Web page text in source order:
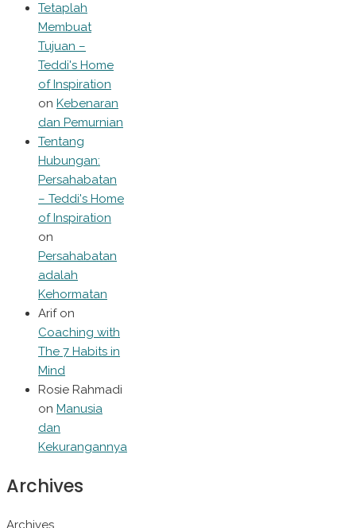
Tetaplah
Membuat
Tujuan –
Teddi's Home
of Inspiration
on Kebenaran
dan Pemurnian
Tentang
Hubungan:
Persahabatan
– Teddi's Home
of Inspiration
on
Persahabatan
adalah
Kehormatan
Arifon
Coaching with
The 7 Habits in
Mind
Rosie Rahmadi
on Manusia
dan
Kekurangannya
Archives
Archives